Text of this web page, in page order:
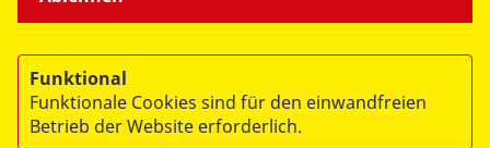
Impressum
RITA
Funktional
Funktionale Cookies sind für den einwandfreien
Betrieb der Website erforderlich.